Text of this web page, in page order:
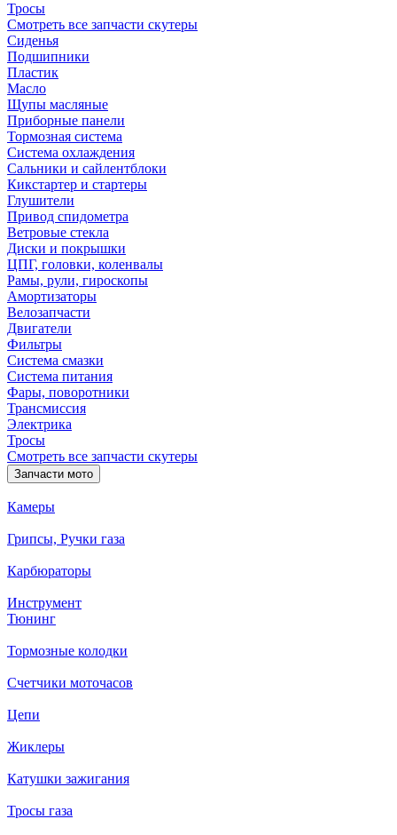
Тросы
Смотреть все запчасти скутеры
Сиденья
Подшипники
Пластик
Масло
Щупы масляные
Приборные панели
Тормозная система
Система охлаждения
Сальники и сайлентблоки
Кикстартер и стартеры
Глушители
Привод спидометра
Ветровые стекла
Диски и покрышки
ЦПГ, головки, коленвалы
Рамы, рули, гироскопы
Амортизаторы
Велозапчасти
Двигатели
Фильтры
Система смазки
Система питания
Фары, поворотники
Трансмиссия
Электрика
Тросы
Смотреть все запчасти скутеры
Запчасти мото
Камеры
Грипсы, Ручки газа
Карбюраторы
Инструмент
Тюнинг
Тормозные колодки
Счетчики моточасов
Цепи
Жиклеры
Катушки зажигания
Тросы газа